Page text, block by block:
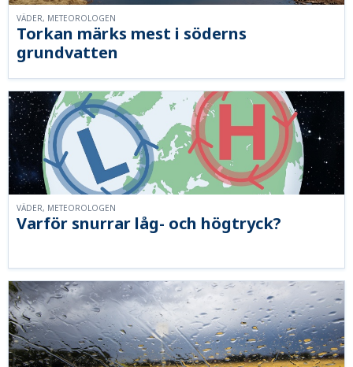
Torkan märks mest i söderns
grundvatten
VÄDER, METEOROLOGEN
Varför snurrar låg- och högtryck?
VÄDER, METEOROLOGEN